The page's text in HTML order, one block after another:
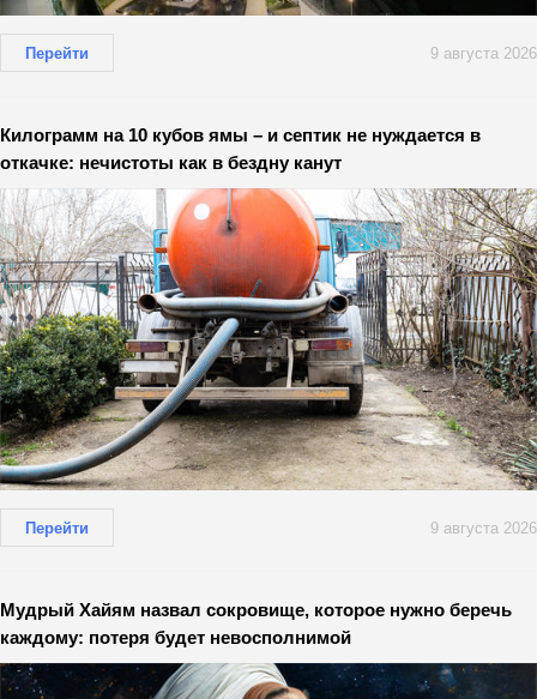
Перейти 9 августа 2026
Килограмм на 10 кубов ямы – и септик не нуждается в
откачке: нечистоты как в бездну канут
Перейти 9 августа 2026
Мудрый Хайям назвал сокровище, которое нужно беречь
каждому: потеря будет невосполнимой